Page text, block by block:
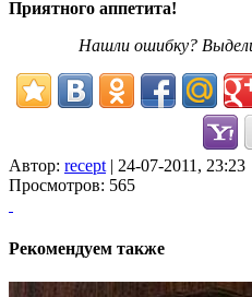
Приятного аппетита!
Нашли ошибку?
Автор: recept | 24-07-2011, 23:23
Просмотров: 565
Рекомендуем также